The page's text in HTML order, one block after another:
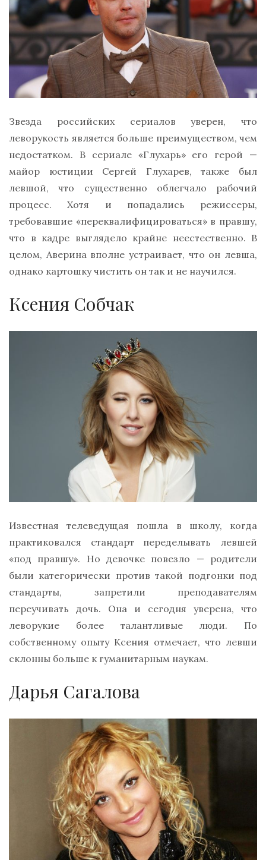
Звезда российских сериалов уверен, что
леворукость является больше преимуществом, чем
недостатком. В сериале «Глухарь» его герой —
майор юстиции Сергей Глухарев, также был
левшой, что существенно облегчало рабочий
процесс. Хотя и попадались режиссеры,
требовавшие «переквалифицироваться» в правшу,
что в кадре выглядело крайне неестественно. В
целом, Аверина вполне устраивает, что он левша,
однако картошку чистить он так и не научился.
Ксения Собчак
Известная телеведущая пошла в школу, когда
практиковался стандарт переделывать левшей
«под правшу». Но девочке повезло — родители
были категорически против такой подгонки под
стандарты, запретили преподавателям
переучивать дочь. Она и сегодня уверена, что
леворукие более талантливые люди. По
собственному опыту Ксения отмечает, что левши
склонны больше к гуманитарным наукам.
Дарья Сагалова